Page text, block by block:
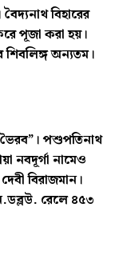
বিহারের
পূজা করা হয়।
শিবলিঙ্গ অন্যতম।
ভৈরব”। পশুপতিনাথ
নবদূর্গা নামেও
বিরাজমান।
রেলে ৪৫৩